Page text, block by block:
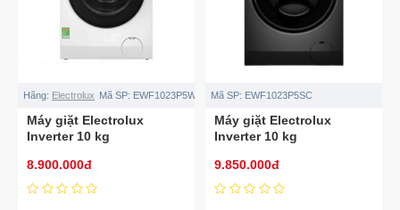
Hãng: Electrolux Mã SP: EWF1023P5WC
Máy giặt Electrolux
Inverter 10 kg
ngang
8.900.000đ
Mã SP: EWF1023P5SC
Máy giặt Electrolux
Inverter 10 kg
9.850.000đ